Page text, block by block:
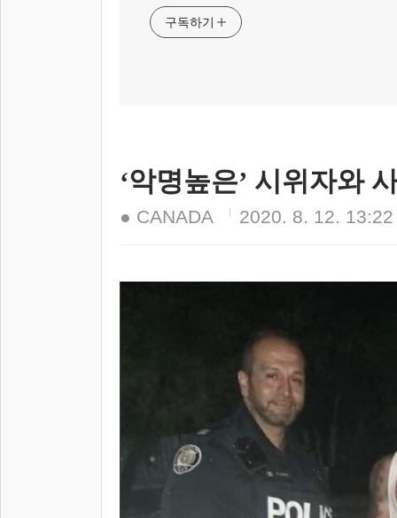
구독하기
‘악명높은’ 시위자와
● CANADA 2020. 8. 12. 13:22